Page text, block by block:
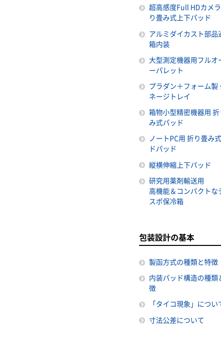
超高感度Full HDカメ
り畳み式上下パッド
アルミダイカスト部品
箱内装
大型測定機器用フルオ
ーパレット
プラダン＋フォーム製
ネージトレイ
箱物小型精密機器用
み式パッド
ノートPC用 折り畳み
ドパッド
縦横伸縮上下パッド
研究用薬剤輸送用
高機能＆コンパクトな
スポ保冷箱
包装設計の基本
製函方式の種類と特徴
内装パッド構造の種類
徴
「タイコ現象」につい
寸法公差について